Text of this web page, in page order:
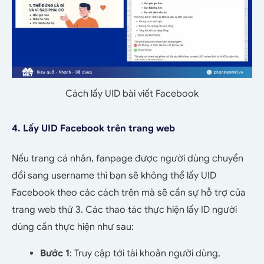
Cách lấy UID bài viết Facebook
4. Lấy UID Facebook trên trang web
Nếu trang cá nhân, fanpage được người dùng chuyển
đổi sang username thì bạn sẽ không thể lấy UID
Facebook theo các cách trên mà sẽ cần sự hỗ trợ của
trang web thứ 3. Các thao tác thực hiện lấy ID người
dùng cần thực hiện như sau:
Bước 1: Truy cập tới tài khoản người dùng,